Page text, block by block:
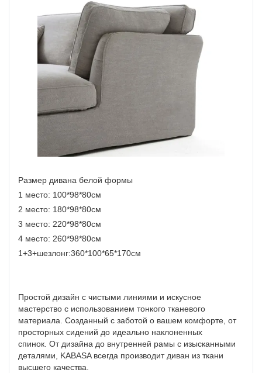
Размер дивана белой формы
1 место: 100*98*80см
2 место: 180*98*80см
3 место: 220*98*80см
4 место: 260*98*80см
1+3+шезлонг:360*100*65*170см
Простой дизайн с чистыми линиями и искусное
мастерство с использованием тонкого тканевого
материала. Созданный с заботой о вашем комфорте, от
просторных сидений до идеально наклоненных
спинок. От дизайна до внутренней рамы с изысканными
деталями, KABASA всегда производит диван из ткани
высшего качества.